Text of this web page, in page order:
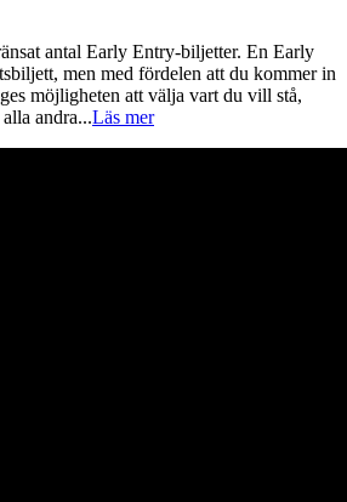
antal Early Entry-biljetter. En Early
men med fördelen att du kommer in
möjligheten att välja vart du vill stå,
andra...Läs mer